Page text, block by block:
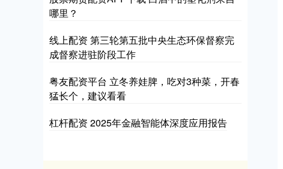
哪里？
线上配资 第三轮第五批中央生态环保督察完
成督察进驻阶段工作
粤友配资平台 立冬养娃脾，吃对3种菜，开春
猛长个，建议看看
杠杆配资 2025年金融智能体深度应用报告